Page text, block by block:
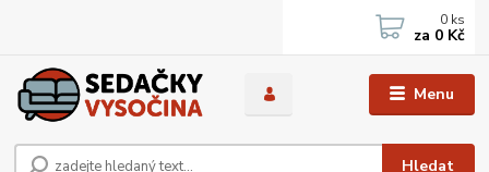
Menu
Hledat
0 ks
za 0 Kč